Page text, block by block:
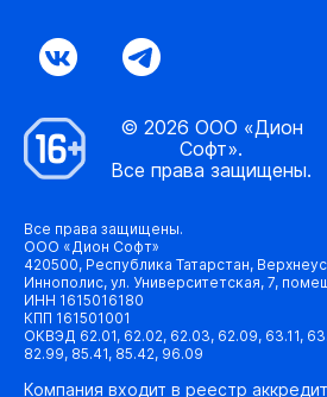
© 2026 ООО «Дион
Софт».
Все права защищены.
Все права защищены.
ООО «Дион Софт»
420500, Республика Татарстан,
Иннополис, ул. Университетская, 7,
ИНН 1615016180
КПП 161501001
ОКВЭД 62.01, 62.02, 62.03, 62.09, 63.11,
82.99, 85.41, 85.42, 96.09
Компания входит в реестр